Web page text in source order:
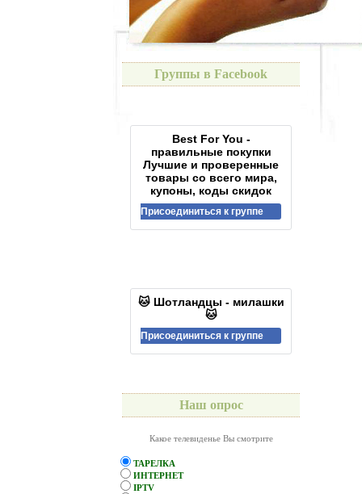
Группы в Facebook
Best For You -
правильные покупки
Лучшие и проверенные
товары со всего мира,
купоны, коды скидок
Присоединиться к группе
🐱 Шотландцы - милашки
🐱
Присоединиться к группе
Наш опрос
Какое телевиденье Вы смотрите
ТАРЕЛКА
ИНТЕРНЕТ
IPTV